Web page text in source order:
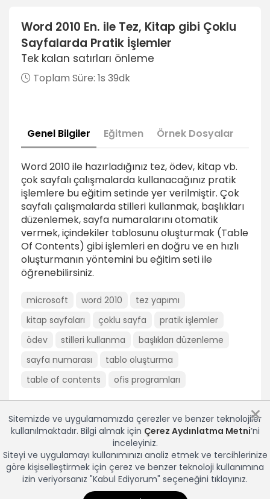
Kullanılan stilleri güncellemek
4dk
İçindekiler oluşturmak
3dk
Sayfa numarası eklemek
2dk
Bölüm sonu eklemek
4dk
Bölüm öncesi ve sonrasını ayrı ayrı
numaralandırmak
2dk
Stilleri kullanmak (Gezinti Bölmesi)
1dk
Örnek Uygulama
7dk
Word 2010 En. ile Tez, Kitap gibi Çoklu
Sayfalarda Pratik İşlemler
Tek kalan satırları önleme
Toplam Süre: 1s 39dk
Genel Bilgiler Eğitmen Örnek Dosyalar
Word 2010 ile hazırladığınız tez, ödev, kitap vb.
çok sayfalı çalışmalarda kullanacağınız pratik
işlemlere bu eğitim setinde yer verilmiştir. Çok
sayfalı çalışmalarda stilleri kullanmak, başlıkları
düzenlemek, sayfa numaralarını otomatik
vermek, içindekiler tablosunu oluşturmak (Table
Of Contents) gibi işlemleri en doğru ve en hızlı
oluşturmanın yöntemini bu eğitim seti ile
öğrenebilirsiniz.
microsoft word 2010
tez yapımı
kitap sayfaları
çoklu sayfa
pratik işlemler
ödev
stilleri kullanma
başlıkları düzenleme
sayfa numarası
tablo oluşturma
table of contents
ofis programları
×
Sitemizde ve uygulamamızda çerezler ve benzer teknolojiler
kullanılmaktadır. Bilgi almak için Çerez Aydınlatma Metni’ni
inceleyiniz.
Siteyi ve uygulamayı kullanımınızı analiz etmek ve tercihlerinize
göre kişiselleştirmek için çerez ve benzer teknoloji kullanımına
izin veriyorsanız "Kabul Ediyorum" seçeneğini tıklayınız.